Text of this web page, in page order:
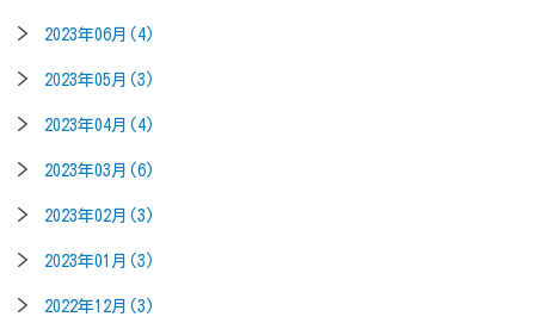
2023年06月(4)
2023年05月(3)
2023年04月(4)
2023年03月(6)
2023年02月(3)
2023年01月(3)
2022年12月(3)